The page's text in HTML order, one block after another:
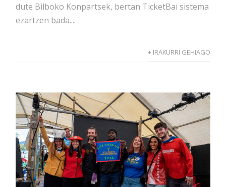
dute Bilboko Konpartsek, bertan TicketBai sistema
ezartzen bada....
+ IRAKURRI GEHIAGO